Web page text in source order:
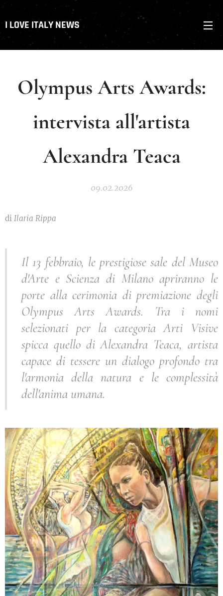
I LOVE ITALY NEWS
Olympus Arts Awards:
intervista all'artista
Alexandra Teaca
09.02.2026
di Ilaria Rippa
Il 13 febbraio, le prestigiose sale del Museo
d'Arte e Scienza di Milano apriranno le
porte alla cerimonia di premiazione degli
Olympus Arts Awards. Tra i nomi
selezionati per la categoria Arti Visive
spicca quello di Alexandra Teaca, artista
capace di tessere un dialogo profondo tra
l'armonia della natura e le complessità
dell'anima umana.